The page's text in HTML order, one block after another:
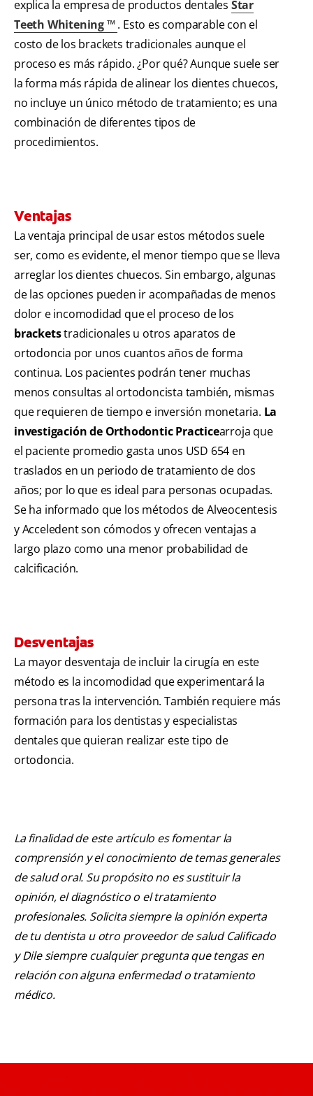
explica la empresa de productos dentales Star
Teeth Whitening ™. Esto es comparable con el
costo de los brackets tradicionales aunque el
proceso es más rápido. ¿Por qué? Aunque suele ser
la forma más rápida de alinear los dientes chuecos,
no incluye un único método de tratamiento; es una
combinación de diferentes tipos de
procedimientos.
Ventajas
La ventaja principal de usar estos métodos suele
ser, como es evidente, el menor tiempo que se lleva
arreglar los dientes chuecos. Sin embargo, algunas
de las opciones pueden ir acompañadas de menos
dolor e incomodidad que el proceso de los
bracketstradicionales u otros aparatos de
ortodoncia por unos cuantos años de forma
continua. Los pacientes podrán tener muchas
menos consultas al ortodoncista también, mismas
que requieren de tiempo e inversión monetaria. La
investigación de Orthodontic Practicearroja que
el paciente promedio gasta unos USD 654 en
traslados en un periodo de tratamiento de dos
años; por lo que es ideal para personas ocupadas.
Se ha informado que los métodos de Alveocentesis
y Acceledent son cómodos y ofrecen ventajas a
largo plazo como una menor probabilidad de
calcificación.
Desventajas
La mayor desventaja de incluir la cirugía en este
método es la incomodidad que experimentará la
persona tras la intervención. También requiere más
formación para los dentistas y especialistas
dentales que quieran realizar este tipo de
ortodoncia.
La finalidad de este artículo es fomentar la
comprensión y el conocimiento de temas generales
de salud oral. Su propósito no es sustituir la
opinión, el diagnóstico o el tratamiento
profesionales. Solicita siempre la opinión experta
de tu dentista u otro proveedor de salud Calificado
y Dile siempre cualquier pregunta que tengas en
relación con alguna enfermedad o tratamiento
médico.